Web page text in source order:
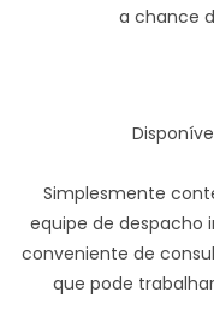
a chance
Simplesmente
equipe de despacho
conveniente de
que pode